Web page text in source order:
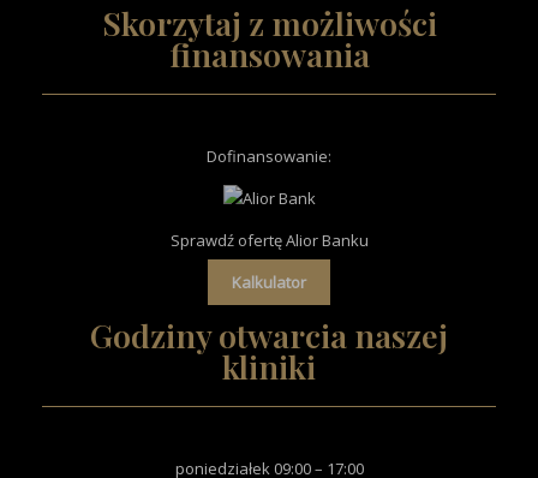
Skorzytaj z możliwości
finansowania
Dofinansowanie:
Sprawdź ofertę Alior Banku
Kalkulator
Godziny otwarcia naszej
kliniki
poniedziałek 09:00 – 17:00